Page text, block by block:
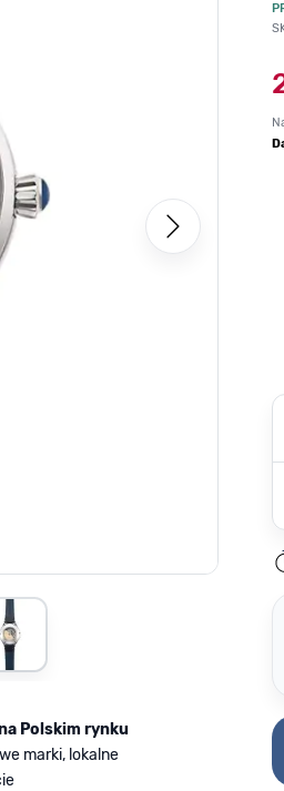
image
View larger image
Polskim rynku
marki, lokalne